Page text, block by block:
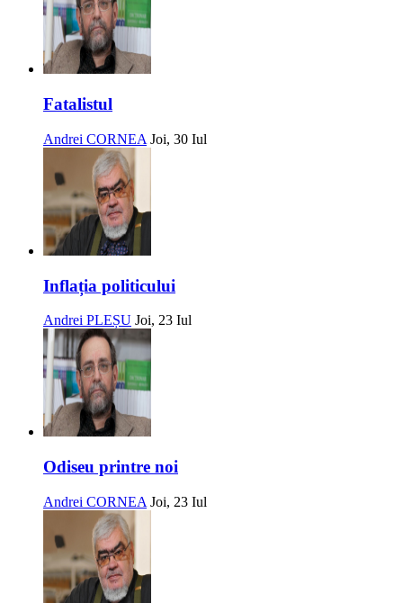
Fatalistul
Andrei CORNEA Joi, 30 Iul
Inflația politicului
Andrei PLEȘU Joi, 23 Iul
Odiseu printre noi
Andrei CORNEA Joi, 23 Iul